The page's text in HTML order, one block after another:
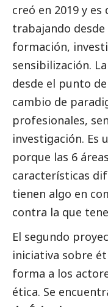
creó en 2019 y es
trabajando
formación,
sensibilización.
desde el punto
cambio de
profesionales,
investigación. Es
porque las 6
características
tienen algo en
contra la que
El segundo
iniciativa sobre
forma a los
ética. Se